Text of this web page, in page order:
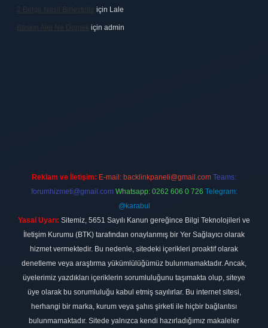
2 Belge Nasıl Birleştirilir için Lale
Baskın Alel Ne Demek için admin
Reklam ve İletişim: E-mail: backlinkpaneli@gmail.com Teams:
forumhizmeti@gmail.com Whatsapp: 0262 606 0 726 Telegram:
@karabul
Yasal Uyarı: Sitemiz, 5651 Sayılı Kanun gereğince Bilgi Teknolojileri ve
İletişim Kurumu (BTK) tarafından onaylanmış bir Yer Sağlayıcı olarak
hizmet vermektedir. Bu nedenle, sitedeki içerikleri proaktif olarak
denetleme veya araştırma yükümlülüğümüz bulunmamaktadır. Ancak,
üyelerimiz yazdıkları içeriklerin sorumluluğunu taşımakta olup, siteye
üye olarak bu sorumluluğu kabul etmiş sayılırlar. Bu internet sitesi,
herhangi bir marka, kurum veya şahıs şirketi ile hiçbir bağlantısı
bulunmamaktadır. Sitede yalnızca kendi hazırladığımız makaleler